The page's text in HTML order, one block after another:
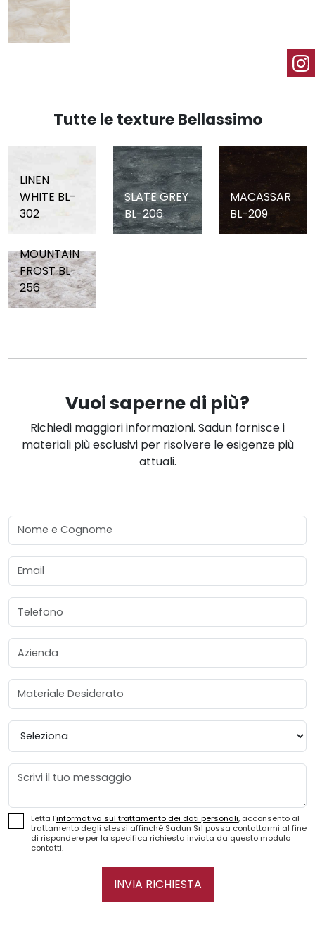
Tutte le texture Bellassimo
LINEN
WHITE BL-
302
SLATE GREY
BL-206
MACASSAR
BL-209
MOUNTAIN
FROST BL-
256
Vuoi saperne di più?
Richiedi maggiori informazioni. Sadun fornisce i
materiali più esclusivi per risolvere le esigenze più
attuali.
Nome e Cognome
Email
Telefono
Azienda
Materiale Desiderato
Provincia
Messaggio
Letta l'informativa sul trattamento dei dati personali, acconsento al
trattamento degli stessi affinché Sadun Srl possa contattarmi al fine
di rispondere per la specifica richiesta inviata da questo modulo
contatti.
INVIA RICHIESTA